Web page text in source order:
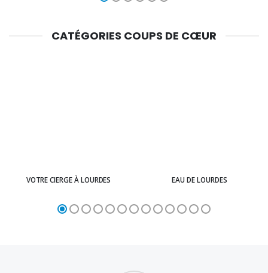
CATÉGORIES COUPS DE CŒUR
VOTRE CIERGE À LOURDES EAU DE LOURDES